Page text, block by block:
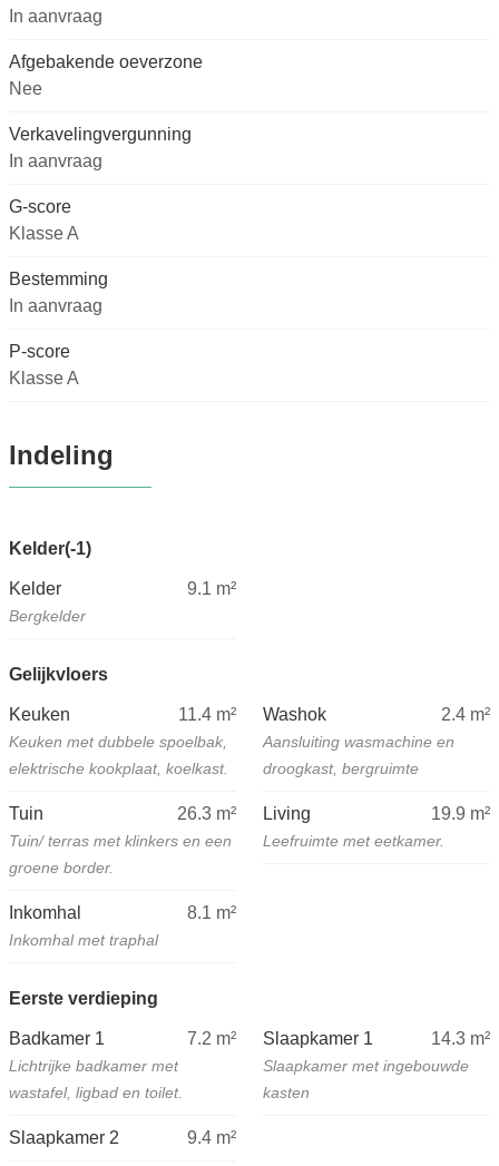
In aanvraag
Afgebakende oeverzone
Nee
Verkavelingvergunning
In aanvraag
G-score
Klasse A
Bestemming
In aanvraag
P-score
Klasse A
Indeling
Kelder(-1)
Kelder 9.1 m²
Bergkelder
Gelijkvloers
Keuken 11.4 m²
Keuken met dubbele spoelbak,
elektrische kookplaat, koelkast.
Washok 2.4 m²
Aansluiting wasmachine en
droogkast, bergruimte
Tuin 26.3 m²
Tuin/ terras met klinkers en een
groene border.
Living 19.9 m²
Leefruimte met eetkamer.
Inkomhal 8.1 m²
Inkomhal met traphal
Eerste verdieping
Badkamer 1 7.2 m²
Lichtrijke badkamer met
wastafel, ligbad en toilet.
Slaapkamer 1 14.3 m²
Slaapkamer met ingebouwde
kasten
Slaapkamer 2 9.4 m²